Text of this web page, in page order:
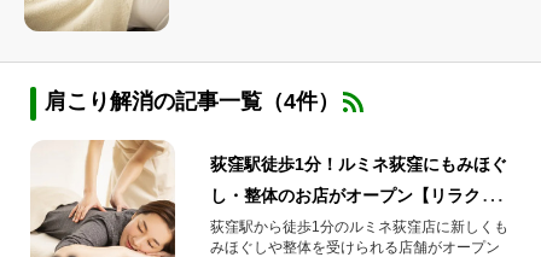
肩こり解消の記事一覧（4件）
荻窪駅徒歩1分！ルミネ荻窪にもみほぐ
し・整体のお店がオープン【リラクゼ
ルミネ荻窪店】
荻窪駅から徒歩1分のルミネ荻窪店に新しくも
みほぐしや整体を受けられる店舗がオープン